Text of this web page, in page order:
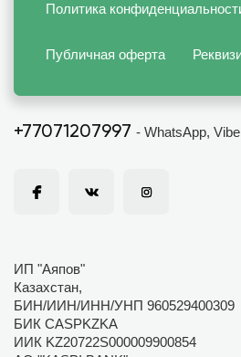
Политика
Публичная оферта
+77071207997 - WhatsApp,
ИП "Аяпов"
Казахстан,
БИН/ИИН/ИНН/УНП 960529400309
БИК CASPKZKA
ИИК KZ20722S000009900854